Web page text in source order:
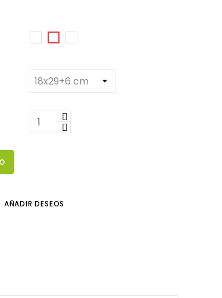
PlataPistacho
Blanco
verjurado
AÑADIR DESEOS